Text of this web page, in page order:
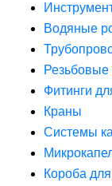
Водяные
Резьбовые
Фитинги
Краны
Системы
Короба